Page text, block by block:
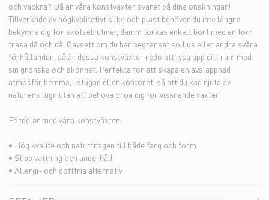
och vackra? Då är våra konstväxter svaret på dina önskningar!
Tillverkade av högkvalitativt silke och plast behöver du inte längre
bekymra dig för skötselrutiner, damm torkas enkelt bort med en torr
trasa då och då. Oavsett om du har begränsat solljus eller andra svåra
förhållanden, så är dessa konstväxter redo att lysa upp ditt rum med
sin grönska och skönhet. Perfekta för att skapa en avslappnad
atmosfär hemma, i stugan eller kontoret, så att du kan njuta av
naturens lugn utan att behöva oroa dig för vissnande växter.
Fördelar med våra konstväxter:
• Hög kvalité och naturtrogen till både färg och form
• Slipp vattning och underhåll
• Allergi- och doftfria alternativ